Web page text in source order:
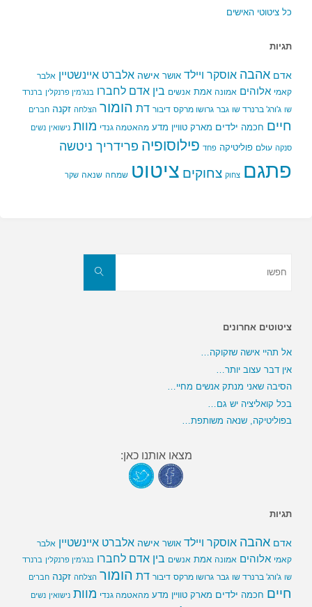
כל ציטוטי האישים
תגיות
אדם אהבה אוסקר ויילד אושר אישה אלברט איינשטיין אלבר
קאמי אלוהים אמונה אמת אנשים בין אדם לחברו בנג'מין פרנקלין ברנרד
שו ג'ורג' ברנרד שו גבר גרושו מרקס דיבור דת הומור הצלחה זקנה חברים
חיים חכמה ילדים מארק טוויין מדע מהאטמה גנדי מוות נישואין נשים
סנקה עולם פוליטיקה פחד פילוסופיה פרידריך ניטשה
פתגם צחוק צחוקים ציטוט שמחה שנאה שקר
חפשו
ציטוטים אחרונים
אל תהיי אישה שזקוקה…
אין דבר עצוב יותר…
הסיבה שאני מנתק אנשים מחיי…
בכל קואליציה יש גם…
בפוליטיקה, שנאה משותפת…
מצאו אותנו כאן:
תגיות
אדם אהבה אוסקר ויילד אושר אישה אלברט איינשטיין אלבר
קאמי אלוהים אמונה אמת אנשים בין אדם לחברו בנג'מין פרנקלין ברנרד
שו ג'ורג' ברנרד שו גבר גרושו מרקס דיבור דת הומור הצלחה זקנה חברים
חיים חכמה ילדים מארק טוויין מדע מהאטמה גנדי מוות נישואין נשים